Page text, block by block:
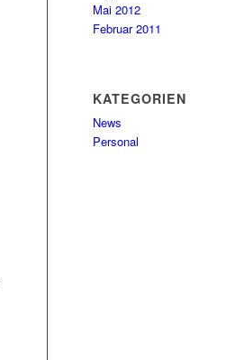
Mai 2012
Februar 2011
KATEGORIEN
News
Personal